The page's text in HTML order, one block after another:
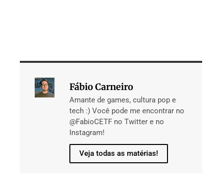
Fábio Carneiro
Amante de games, cultura pop e
tech :) Você pode me encontrar no
@FabioCETF no Twitter e no
Instagram!
Veja todas as matérias!